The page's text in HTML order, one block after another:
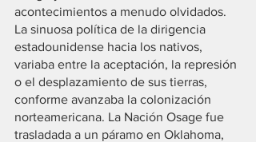
acontecimientos a menudo olvidados.
La sinuosa política de la dirigencia
estadounidense hacia los nativos,
variaba entre la aceptación, la represión
o el desplazamiento de sus tierras,
conforme avanzaba la colonización
norteamericana. La Nación Osage fue
trasladada a un páramo en Oklahoma,